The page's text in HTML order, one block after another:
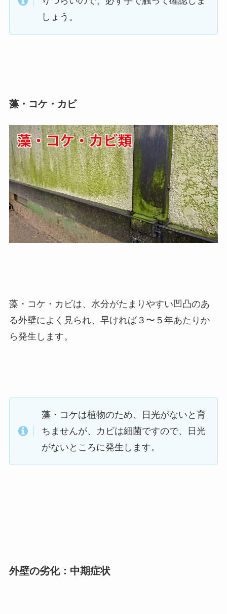
しょう。
藻・コケ・カビ
藻・コケ・カビは、水分がたまりやすい凹凸のあ
る外壁によく見られ、早ければ３〜５年あたりか
ら発生します。
藻・コケは植物のため、日光がないと育
ちませんが、カビは細菌ですので、日光
がないところに発生します。
外壁の劣化：中期症状